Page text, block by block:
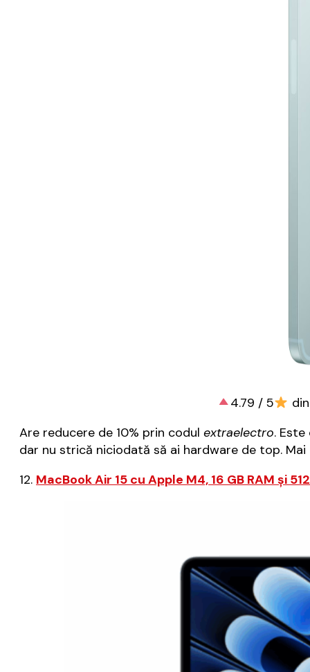
4.79 / 5
Are reducere de 10% prin codul extraelectro.
dar nu strică niciodată să ai hardware de top.
12. MacBook Air 15 cu Apple M4, 16 GB RAM și